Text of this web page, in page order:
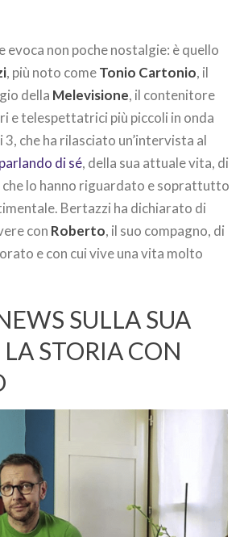
evoca non poche nostalgie: è quello
, più noto comeTonio Cartonio, il
della Melevisione, il contenitore
e telespettatrici più piccoli in onda
3, che ha rilasciato un’intervista al
parlando di sé, della sua attuale vita, di
che lo hanno riguardato e soprattutto
Bertazzi ha dichiarato di
con Roberto, il suo compagno, di
e con cui vive una vita molto
SULLA SUA
STORIA CON